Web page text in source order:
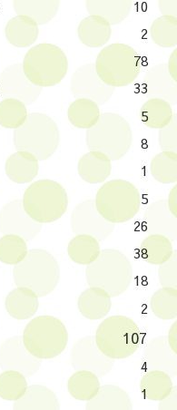
10
2
78
33
5
8
1
5
26
38
18
2
107
4
1